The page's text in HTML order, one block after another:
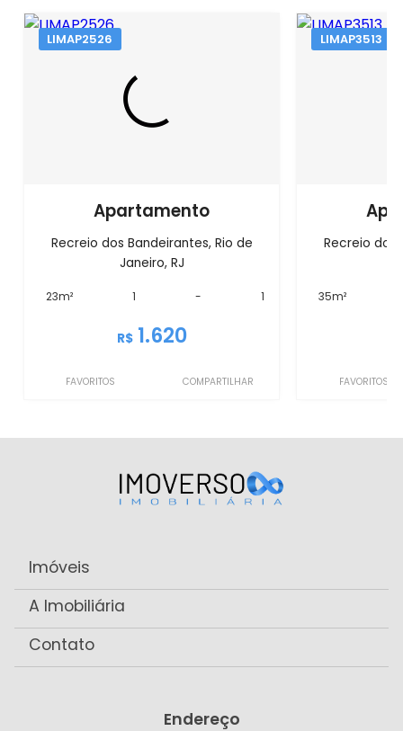
LIMAP2526
Apartamento
Recreio dos Bandeirantes, Rio de
Janeiro, RJ
23m² 1 - 1
R$ 1.620
FAVORITOS COMPARTILHAR
LIMAP3513
Recreio dos
35m²
FAVORITOS
Imóveis
A Imobiliária
Contato
Endereço